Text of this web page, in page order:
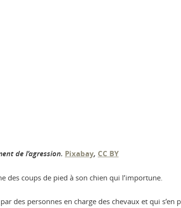
de l’agression. Pixabay, CC BY
des coups de pied à son chien qui l’importune.
des personnes en charge des chevaux et qui